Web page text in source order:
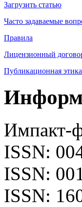
Загрузить статью
Часто задаваемые
Правила
Лицензионный
Публикационная этика
Импакт-
ISSN:
ISSN:
ISSN: